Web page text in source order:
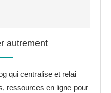
autrement
qui centralise et relai
ressources en ligne pour